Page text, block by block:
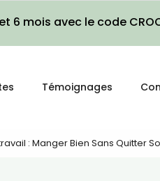
6 mois avec le code
Témoignages
: Manger Bien Sans Quitter